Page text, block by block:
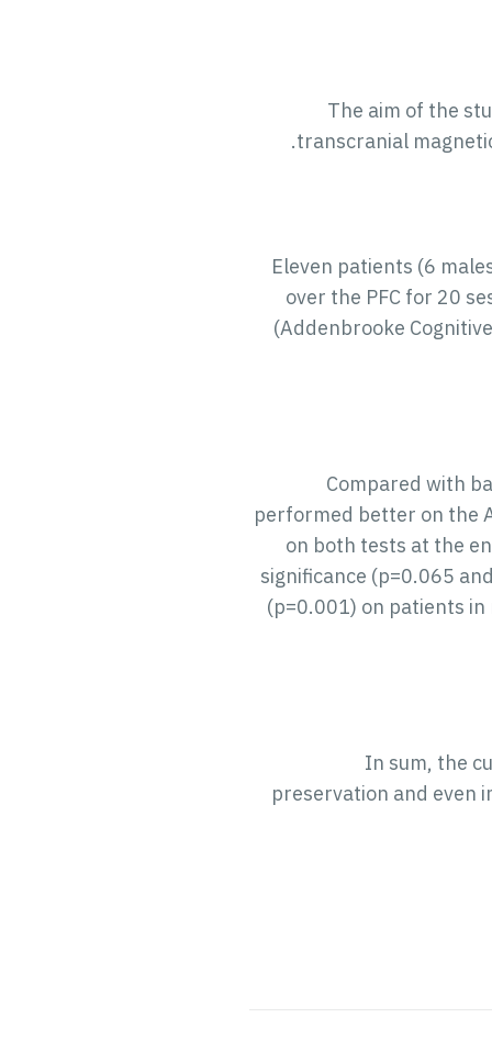
The aim of the
transcranial
Eleven patients (6
over the PFC for 20
(Addenbrooke
Compared with
performed better on the
on both tests at the
significance (p=0.065
(p=0.001) on patients in
In sum, the
preservation and even